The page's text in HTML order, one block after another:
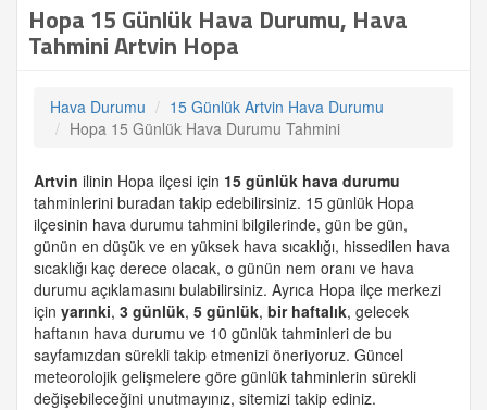
Hopa 15 Günlük Hava Durumu, Hava
Tahmini Artvin Hopa
Hava Durumu
15 Günlük Artvin Hava Durumu
Hopa 15 Günlük Hava Durumu Tahmini
Artvin ilinin Hopa ilçesi için 15 günlük hava durumu
tahminlerini buradan takip edebilirsiniz. 15 günlük Hopa
ilçesinin hava durumu tahmini bilgilerinde, gün be gün,
günün en düşük ve en yüksek hava sıcaklığı, hissedilen hava
sıcaklığı kaç derece olacak, o günün nem oranı ve hava
durumu açıklamasını bulabilirsiniz. Ayrıca Hopa ilçe merkezi
için yarınki, 3 günlük, 5 günlük, bir haftalık, gelecek
haftanın hava durumu ve 10 günlük tahminleri de bu
sayfamızdan sürekli takip etmenizi öneriyoruz. Güncel
meteorolojik gelişmelere göre günlük tahminlerin sürekli
değişebileceğini unutmayınız, sitemizi takip ediniz.